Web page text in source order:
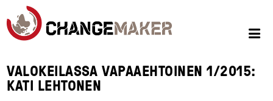
VALOKEILASSA VAPAAEHTOINEN 1/2015:
KATI LEHTONEN